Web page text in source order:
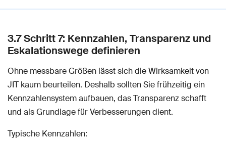
3.7 Schritt 7: Kennzahlen, Transparenz und
Eskalationswege definieren
Ohne messbare Größen lässt sich die Wirksamkeit von
JIT kaum beurteilen. Deshalb sollten Sie frühzeitig ein
Kennzahlensystem aufbauen, das Transparenz schafft
und als Grundlage für Verbesserungen dient.
Typische Kennzahlen: